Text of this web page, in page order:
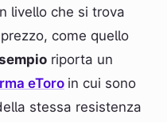
livello che si trova
come quello
riporta un
eToro in cui sono
stessa resistenza